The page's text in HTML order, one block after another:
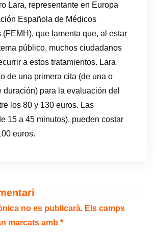
Lara, representante en Europa
Española de Médicos
(FEMH), que lamenta que, al estar
público, muchos ciudadanos
a estos tratamientos. Lara
de una primera cita (de una o
duración) para la evaluación del
los 80 y 130 euros. Las
15 a 45 minutos), pueden costar
euros.
no es publicarà. Els camps
marcats amb *